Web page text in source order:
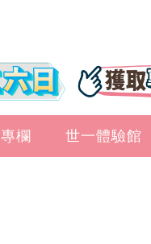
專欄 世一體驗館